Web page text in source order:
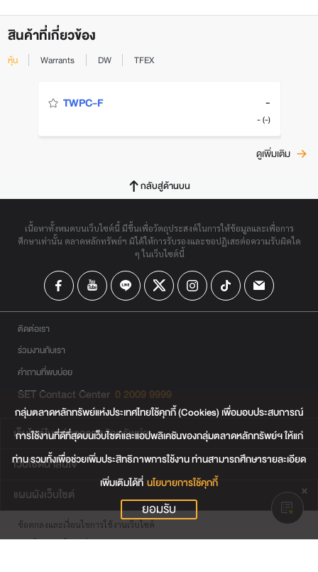
สินค้าที่เกี่ยวข้อง
หุ้น Warrants DW TFEX
TWPC-F -
- (-)
ดูเพิ่มเติม
กลับสู่ด้านบน
เนื้อหาทั้งหมดบนเว็บไซต์นี้ มีขึ้นเพื่อวัตถุประสงค์ในการให้ข้อมูลและเพื่อการ
ศึกษาเท่านั้น ตลาดหลักทรัพย์ฯ มิได้ให้การรับรองและขอปฏิเสธต่อความรับผิดใด
ๆ ในเว็บไซต์นี้
ติดต่อเรา
ร่วมงานกับเรา
คำถามที่พบบ่อย
SET Contact Center 0 2009 9999
เว็บไซต์ในกลุ่มตลาดหลักทรัพย์ฯ
เว็บไซต์น่าสนใจ
แผนผังเว็บไซต์
ข้อตกลงและเงื่อนไขการใช้งานเว็บไซต์
การคุ้มครองข้อมูลส่วนบุคคล
กลุ่มตลาดหลักทรัพย์แห่งประเทศไทยใช้คุกกี้ (Cookies) เพื่อมอบประสบการณ์
การใช้งานที่ดีที่สุดบนเว็บไซต์และแอปพลิเคชันของกลุ่มตลาดหลักทรัพย์ฯ ให้แก่
ท่าน รวมทั้งเพื่อช่วยเพิ่มประสิทธิภาพการใช้งาน ท่านสามารถศึกษารายละเอียด
เพิ่มเติมได้ที่ นโยบายการใช้คุกกี้
ยอมรับ